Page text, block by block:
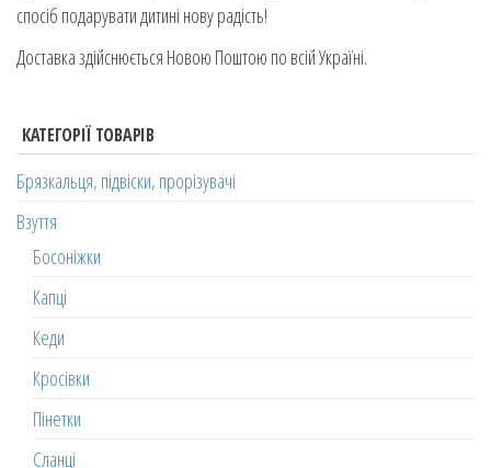
спосіб подарувати дитині нову радість!
Доставка здійснюється Новою Поштою по всій Україні.
КАТЕГОРІЇ ТОВАРІВ
Брязкальця, підвіски, прорізувачі
Взуття
Босоніжки
Капці
Кеди
Кросівки
Пінетки
Сланці